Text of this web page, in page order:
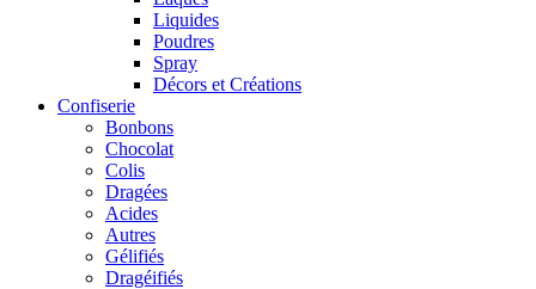
Liquides
Poudres
Spray
Décors et Créations
Confiserie
Bonbons
Chocolat
Colis
Dragées
Acides
Autres
Gélifiés
Dragéifiés